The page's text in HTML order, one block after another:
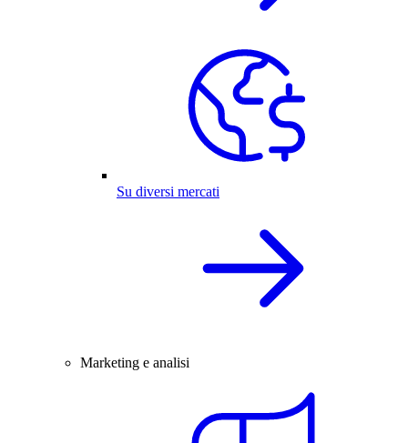
Su diversi mercati
Marketing e analisi